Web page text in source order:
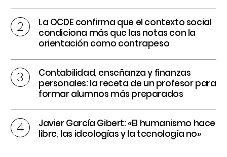
La OCDE confirma que el contexto social
condiciona más que las notas con la
orientación como contrapeso
Contabilidad, enseñanza y finanzas
personales: la receta de un profesor para
formar alumnos más preparados
Javier García Gibert: «El humanismo hace
libre, las ideologías y la tecnología no»